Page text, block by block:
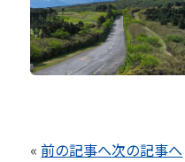
«前の記事へ次の記事へ